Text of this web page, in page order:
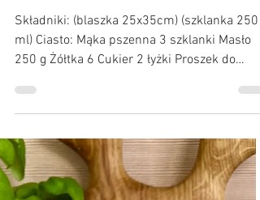
Szarlotka z bezą na kruchym
cieście
Składniki: (blaszka 25x35cm) (szklanka 250
ml) Ciasto: Mąka pszenna 3 szklanki Masło
pieczenia 2 łyżeczki Beza: Białka 6 Cukier
szklanka Mąka ziemniaczana łyżka Owoce:
Jabłka 2kg (waga obranych) Cukier 3 łyżki